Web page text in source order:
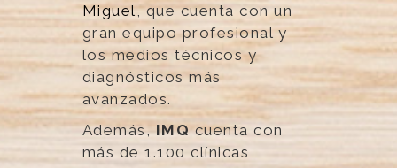
Miguel, que cuenta con un
gran equipo profesional y
los medios técnicos y
diagnósticos más
avanzados.
Además,IMQcuenta con
más de 1.100 clínicas